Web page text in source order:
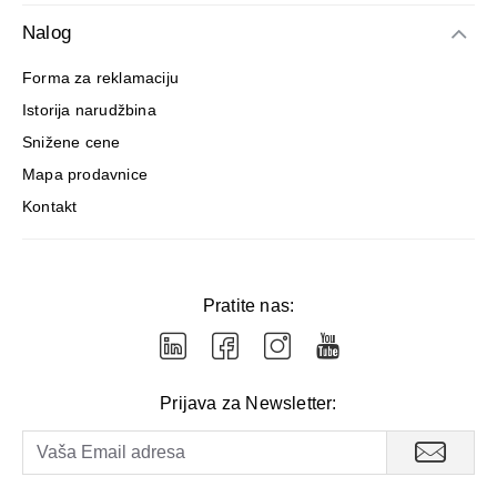
Nalog
Forma za reklamaciju
Istorija narudžbina
Snižene cene
Mapa prodavnice
Kontakt
Pratite nas:
Prijava za Newsletter: